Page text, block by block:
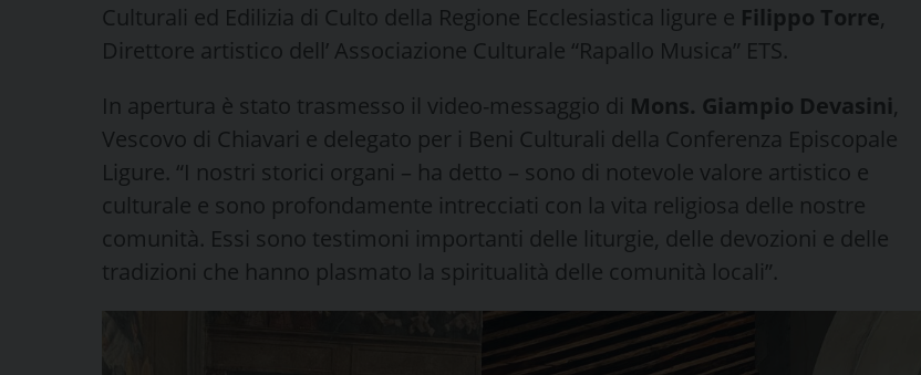
Culturali ed Edilizia di Culto della Regione Ecclesiastica ligure e Filippo Torre,
Direttore artistico dell’ Associazione Culturale “Rapallo Musica” ETS.
In apertura è stato trasmesso il video-messaggio di Mons. Giampio Devasini,
Vescovo di Chiavari e delegato per i Beni Culturali della Conferenza Episcopale
Ligure. “I nostri storici organi – ha detto – sono di notevole valore artistico e
culturale e sono profondamente intrecciati con la vita religiosa delle nostre
comunità. Essi sono testimoni importanti delle liturgie, delle devozioni e delle
tradizioni che hanno plasmato la spiritualità delle comunità locali”.